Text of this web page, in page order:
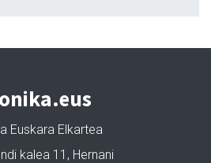
Euskara Elkartea
kalea 11, Hernani